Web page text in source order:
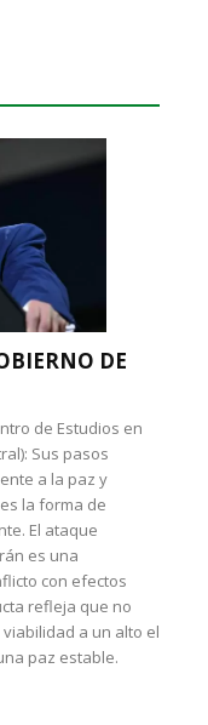
DE
de Estudios en
Sus pasos
a la paz y
la forma de
El ataque
es una
con efectos
refleja que no
a un alto el
paz estable.